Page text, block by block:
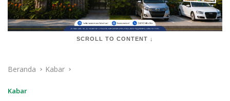
SCROLL TO CONTENT ↓
Beranda Kabar
Kabar